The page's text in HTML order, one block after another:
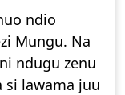
ndio
Mungu. Na
ndugu zenu
si lawama juu